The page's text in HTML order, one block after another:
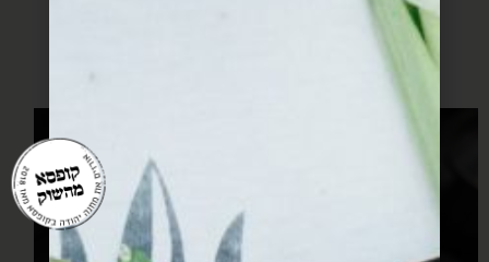
מפוררים מעט פטה ועלי נענע מלמעלה.